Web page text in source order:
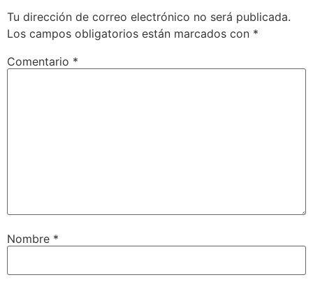
Tu dirección de correo electrónico no será publicada.
Los campos obligatorios están marcados con *
Comentario *
Nombre *